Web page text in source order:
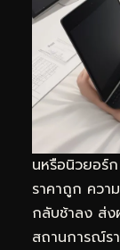
นหรือนิวยอร์ก
ราคาถูก ควา
กลับช้าลง ส่ง
สถานการณ์ร